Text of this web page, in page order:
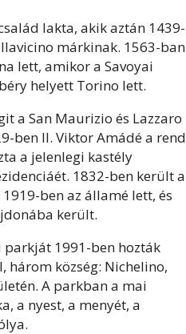
lakta, akik aztán 1439-
márkinak. 1563-ban
lett, amikor a Savoyai
helyett Torino lett.
a San Maurizio és Lazzaro
ben II. Viktor Amádé a rend
a jelenlegi kastély
1832-ben került a
ben az államé lett, és
került.
1991-ben hozták
három község: Nichelino,
A parkban a mai
a nyest, a menyét, a